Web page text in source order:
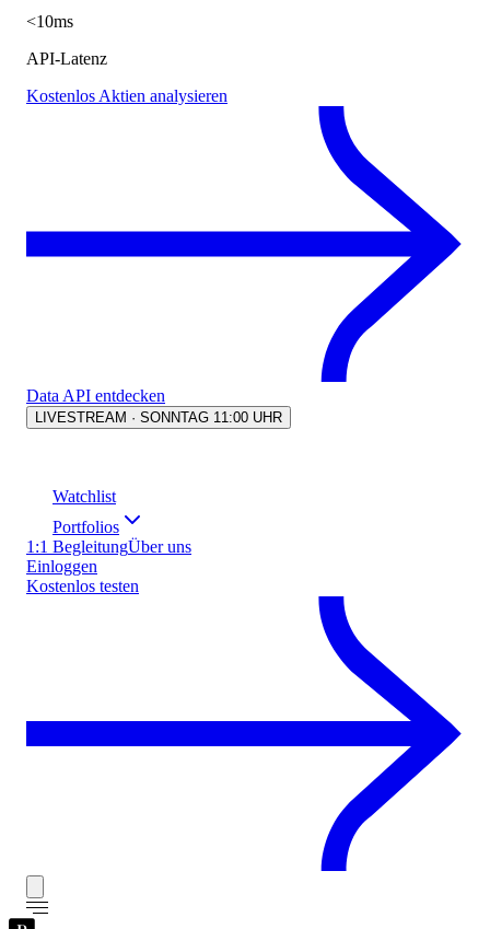
<10ms
API-Latenz
Kostenlos Aktien analysieren
Data API entdecken
LIVESTREAM · SONNTAG 11:00 UHR
Watchlist
Portfolios
1:1 BegleitungÜber uns
Einloggen
Kostenlos testen